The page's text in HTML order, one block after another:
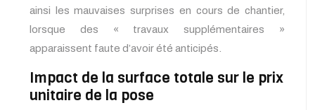
ainsi les mauvaises surprises en cours de chantier,
lorsque des « travaux supplémentaires »
apparaissent faute d’avoir été anticipés.
Impact de la surface totale sur le prix
unitaire de la pose